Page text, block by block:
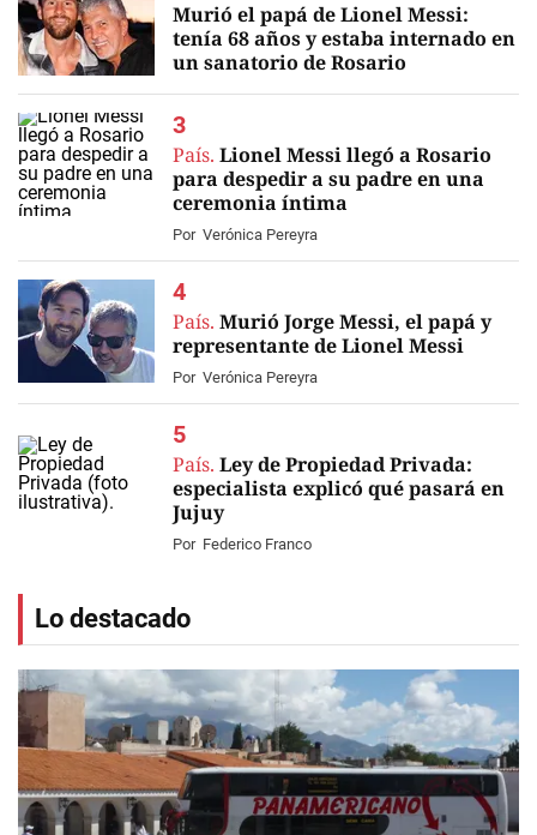
EN VIVO
Murió el papá de Lionel Messi:
tenía 68 años y estaba internado en
un sanatorio de Rosario
País. Lionel Messi llegó a Rosario
para despedir a su padre en una
ceremonia íntima
Por Verónica Pereyra
País. Murió Jorge Messi, el papá y
representante de Lionel Messi
Por Verónica Pereyra
País. Ley de Propiedad Privada:
especialista explicó qué pasará en
Jujuy
Por Federico Franco
Lo destacado